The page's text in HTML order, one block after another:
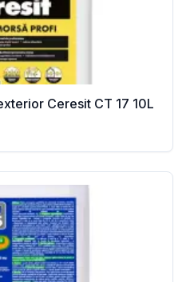
Ceresit CT 17 10L